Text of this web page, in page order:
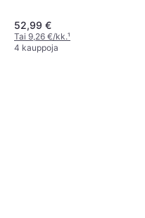
52,99 €
Tai 9,26 €/kk.¹
4 kauppoja